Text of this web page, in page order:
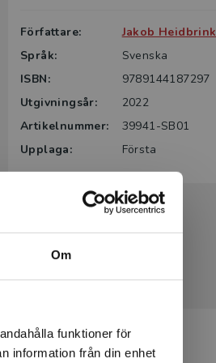
Om
funktioner för
information från din enhet
Författare:
Jakob Heidbrink
Språk:
Svenska
ISBN:
9789144187297
Utgivningsår:
2022
Artikelnummer:
39941-SB01
Upplaga:
Första